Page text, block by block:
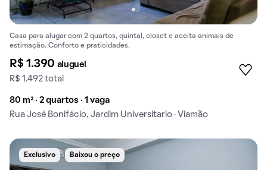
Casa para alugar com 2 quartos, quintal, closet e aceita animais de
estimação. Conforto e praticidades.
R$ 1.390 aluguel
R$ 1.492 total
80 m² · 2 quartos · 1 vaga
Rua José Bonifácio, Jardim Universitario · Viamão
Exclusivo Baixou o preço